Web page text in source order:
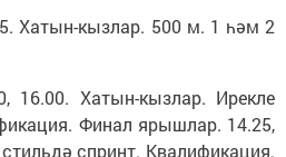
Хатын-кызлар. 500 м. 1 һәм 2
16.00. Хатын-кызлар. Ирекле
Финал ярышлар. 14.25,
спринт. Квалификация.